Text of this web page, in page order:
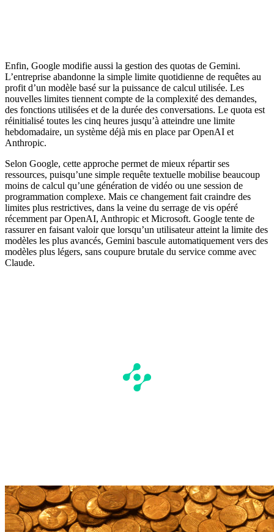
Enfin, Google modifie aussi la gestion des quotas de Gemini.
L’entreprise abandonne la simple limite quotidienne de requêtes au
profit d’un modèle basé sur la puissance de calcul utilisée. Les
nouvelles limites tiennent compte de la complexité des demandes,
des fonctions utilisées et de la durée des conversations. Le quota est
réinitialisé toutes les cinq heures jusqu’à atteindre une limite
hebdomadaire, un système déjà mis en place par OpenAI et
Anthropic.
Selon Google, cette approche permet de mieux répartir ses
ressources, puisqu’une simple requête textuelle mobilise beaucoup
moins de calcul qu’une génération de vidéo ou une session de
programmation complexe. Mais ce changement fait craindre des
limites plus restrictives, dans la veine du serrage de vis opéré
récemment par OpenAI, Anthropic et Microsoft. Google tente de
rassurer en faisant valoir que lorsqu’un utilisateur atteint la limite des
modèles les plus avancés, Gemini bascule automatiquement vers des
modèles plus légers, sans coupure brutale du service comme avec
Claude.